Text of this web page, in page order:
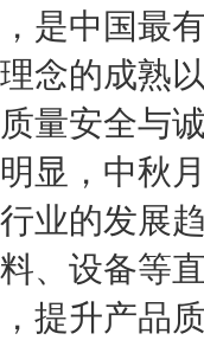
是中国最
念的成熟
量安全与
显，中秋
业的发展
、设备等
提升产品